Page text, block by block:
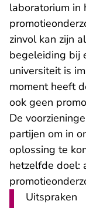
laboratorium in
zinvol kan zijn
begeleiding bij
universiteit is
moment heeft
ook geen
De
partijen om in
oplossing te
hetzelfde doel:
Uitspraken